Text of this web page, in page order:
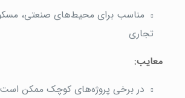
مناسب برای محیط‌های صنعتی،
تجاری
معایب:
در برخی پروژه‌های کوچک ممکن است